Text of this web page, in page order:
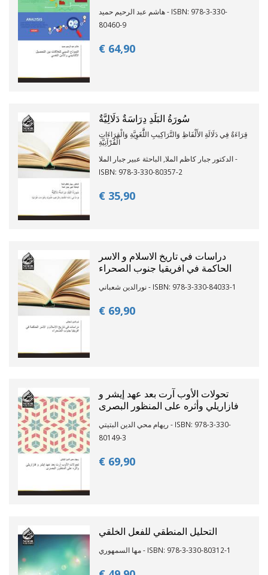
هاشم عبد الرحيم حميد - ISBN: 978-3-330-
80460-9
€ 64,90
سُورَةُ البَلَدِ دِرَاسَةٌ دَلَالِيَّةٌ
قِرَاءَةٌ فِي دَلَالَةِ الأَلْفَاظِ وَالتَّرَاكِيبِ اللَُّغَوِيَّةِ وَالْقِرَاءَاتِ
الْقُرْآنِيَّةِ
الدكتور جبار كاظم الملا, الباحثة عبير جبار الملا -
ISBN: 978-3-330-80357-2
€ 35,90
دراسات في تاريخ الاسلام و الاسر
الحاكمة في افريقيا جنوب الصحراء
نورالدين شعباني - ISBN: 978-3-330-84033-1
€ 69,90
تحولات الأوب آرت بعد عهد إيشر و
فازاريلي وأثره على المنظور البصرى
ريهام محي الدين البتيتي - ISBN: 978-3-330-
80149-3
€ 69,90
التحليل المنطقي للفعل الخلقي
مها السمهوري - ISBN: 978-3-330-80312-1